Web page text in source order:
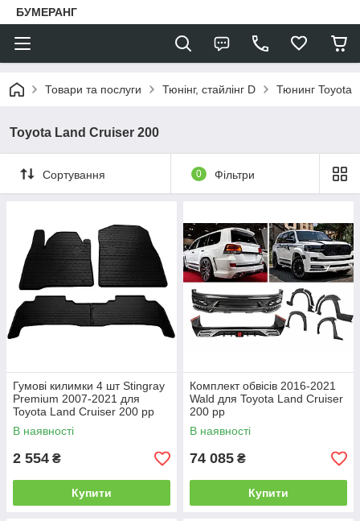
БУМЕРАНГ
Товари та послуги Тюнінг, стайлінг D Тюнинг Toyota
Toyota Land Cruiser 200
Сортування 0 Фільтри
Гумові килимки 4 шт Stingray
Premium 2007-2021 для
Toyota Land Cruiser 200 рр
В наявності
2 554 ₴
Купити
Комплект обвісів 2016-2021
Wald для Toyota Land Cruiser
200 рр
В наявності
74 085 ₴
Купити